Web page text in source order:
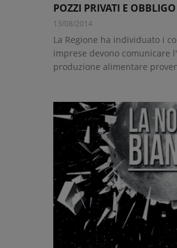
POZZI PRIVATI E
13/08/2014
La Regione ha individuato i
imprese devono comunicare
produzione alimentare